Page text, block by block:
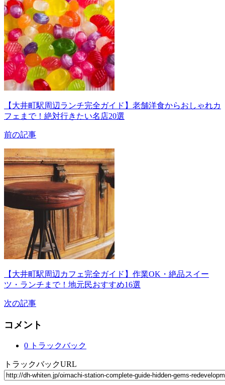
【大井町駅周辺ランチ完全ガイド】老舗洋食からおしゃれカ
フェまで！絶対行きたい名店20選
前の記事
【大井町駅周辺カフェ完全ガイド】作業OK・絶品スイー
ツ・ランチまで！地元民おすすめ16選
次の記事
コメント
0 トラックバック
トラックバックURL